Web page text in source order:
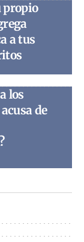
propio
a tus
los
de